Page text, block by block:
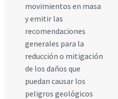
movimientos en masa
y emitir las
recomendaciones
generales para la
reducción o mitigación
de los daños que
puedan causar los
peligros geológicos